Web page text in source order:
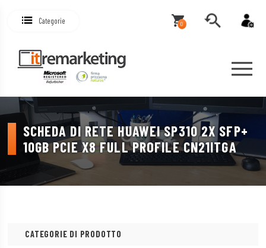
Categorie 0
SCHEDA DI RETE HUAWEI SP310 2X SFP+
10GB PCIE X8 FULL PROFILE CN21ITGA
CATEGORIE DI PRODOTTO